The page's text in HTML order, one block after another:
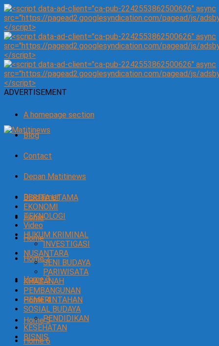
ADVERTISEMENT
A homepage section
Blog
Contact
Depan Matitinews
Disclaimer
Home
Home
Home 2
Home 3
Home 4
Home 5
Home 6
BERITA UTAMA
EKONOMI
TEKNOLOGI
Video
HUKUM KRIMINAL
INVESTIGASI
NUSANTARA
SENI BUDAYA
PARIWISATA
KHAZANAH
PEMBANGUNAN
PEMERINTAHAN
SOSIAL BUDAYA
PENDIDIKAN
KESEHATAN
BISNIS